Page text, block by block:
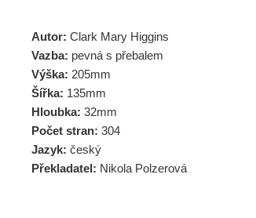
Autor: Clark Mary Higgins
Vazba: pevná s přebalem
Výška: 205mm
Šířka: 135mm
Hloubka: 32mm
Počet stran: 304
Jazyk: český
Překladatel: Nikola Polzerová